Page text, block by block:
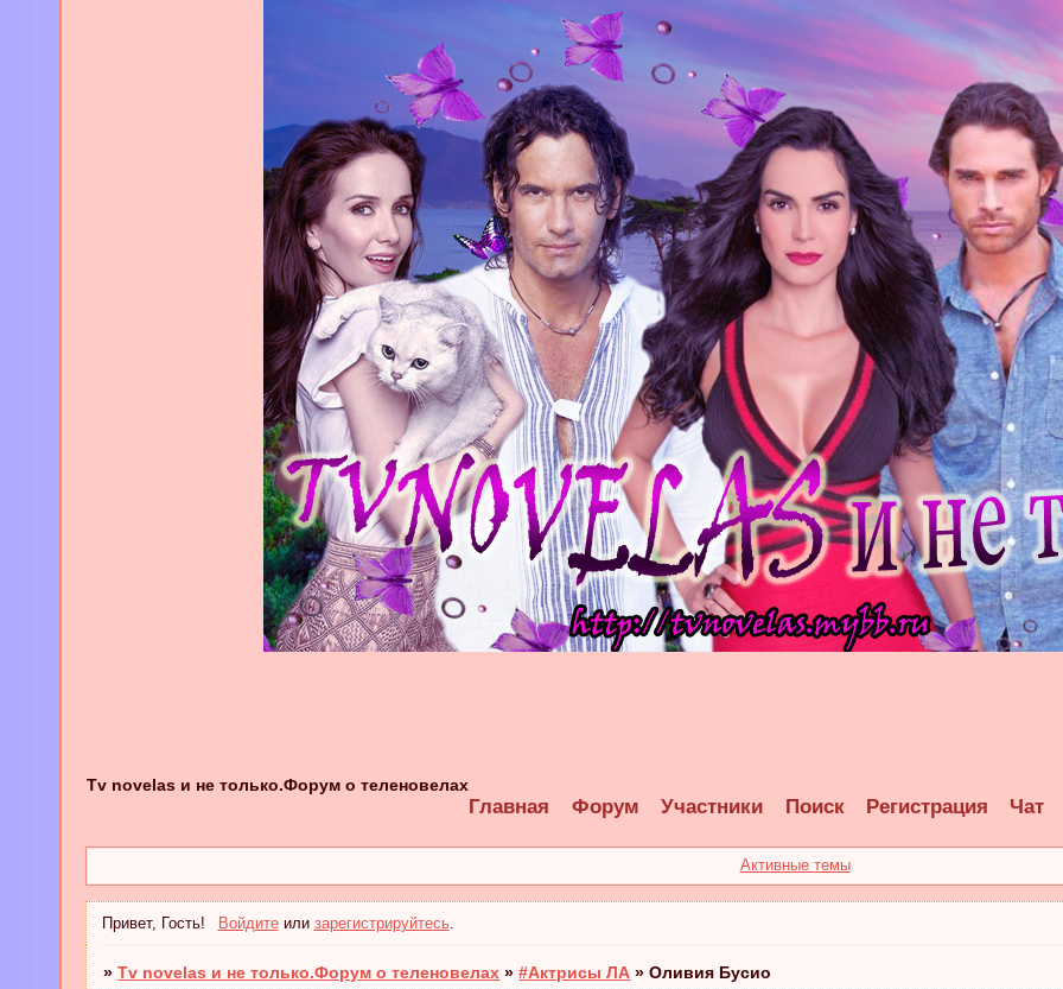
Tv novelas и не только.Форум о теленовелах
Главная Форум Участники Поиск Регистрация Чат
Активные темы
Привет, Гость! Войдитеили зарегистрируйтесь.
»Tv novelas и не только.Форум о теленовелах »#Актрисы ЛА »Оливия Бусио